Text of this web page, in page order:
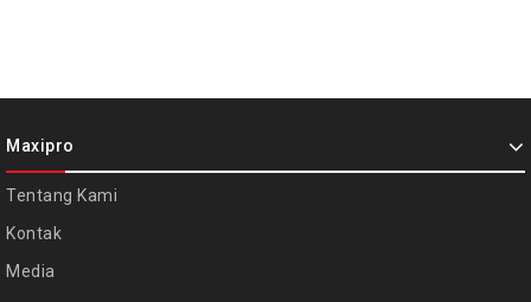
Maxipro
Tentang Kami
Kontak
Media